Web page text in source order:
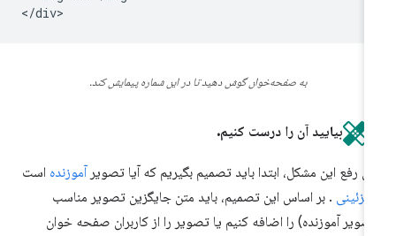
به صفحه‌خوان گوش دهید تا در این شماره پیمایش کند.
بیایید آن را درست کنیم.
رفع این مشکل، ابتدا باید تصمیم بگیریم که آیا تصویرآموزندهاست
تزئینی. بر اساس این تصمیم، باید متن جایگزین تصویر مناسب
آموزنده) را اضافه کنیم یا تصویر را از کاربران صفحه خوان